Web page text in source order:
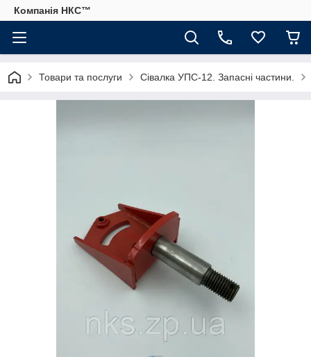
Компанія НКС™
Товари та послуги Сівалка УПС-12. Запасні частини.